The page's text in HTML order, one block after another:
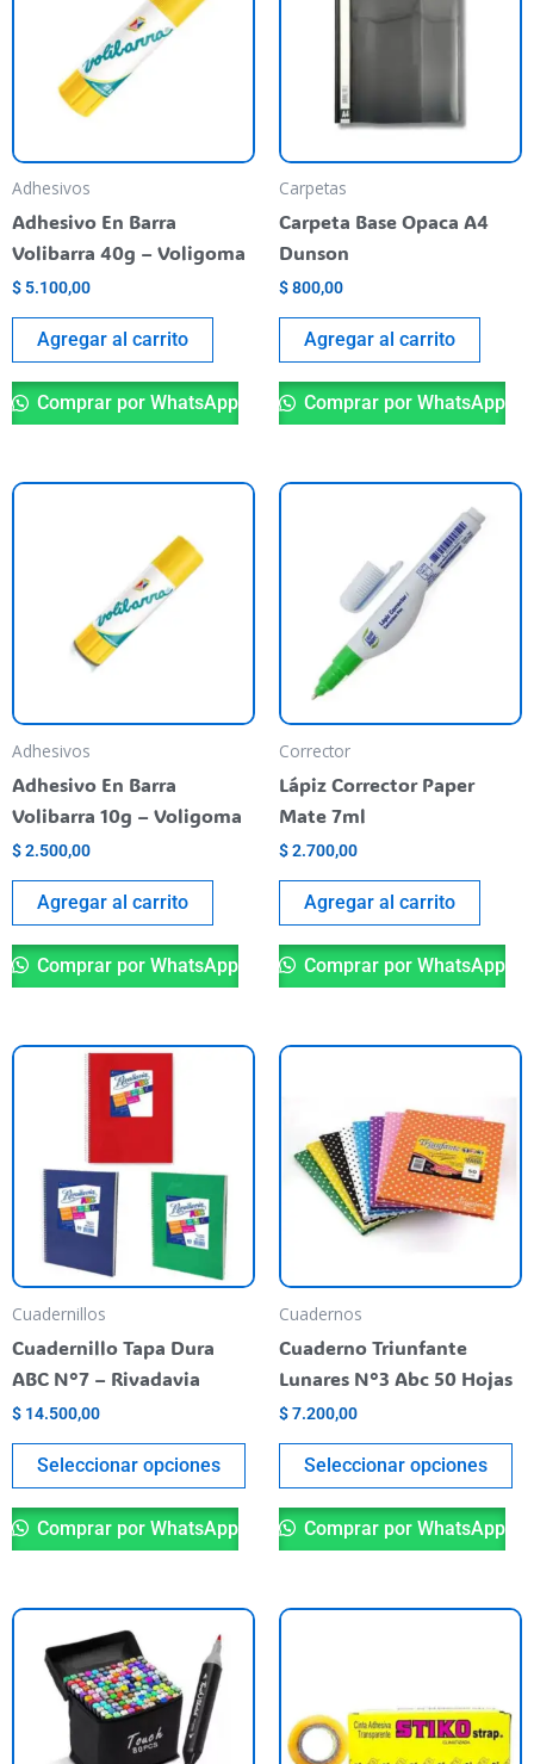
Adhesivos
Adhesivo En Barra
Volibarra 40g – Voligoma
$ 5.100,00
Agregar al carrito
Comprar por WhatsApp
Carpetas
Carpeta Base Opaca A4
Dunson
$800,00
Agregar al carrito
Comprar por WhatsApp
Adhesivos
Adhesivo En Barra
Volibarra 10g – Voligoma
$2.500,00
Agregar al carrito
Comprar por WhatsApp
Corrector
Lápiz Corrector Paper
Mate 7ml
$2.700,00
Agregar al carrito
Comprar por WhatsApp
Cuadernillos
Cuadernillo Tapa Dura
ABC N°7 – Rivadavia
$ 14.500,00
Seleccionar opciones
Este
varias
variantes.
se
pueden
elegir
producto
Comprar por WhatsApp
Cuadernos
Cuaderno Triunfante
Lunares N°3 Abc 50 Hojas
$7.200,00
Seleccionar opciones
se
Comprar por WhatsApp